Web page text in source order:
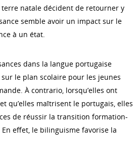
natale décident de retourner y
semble avoir un impact sur le
à un état.
dans la langue portugaise
le plan scolaire pour les jeunes
À contrario, lorsqu’elles ont
qu’elles maîtrisent le portugais, elles
de réussir la transition formation-
effet, le bilinguisme favorise la